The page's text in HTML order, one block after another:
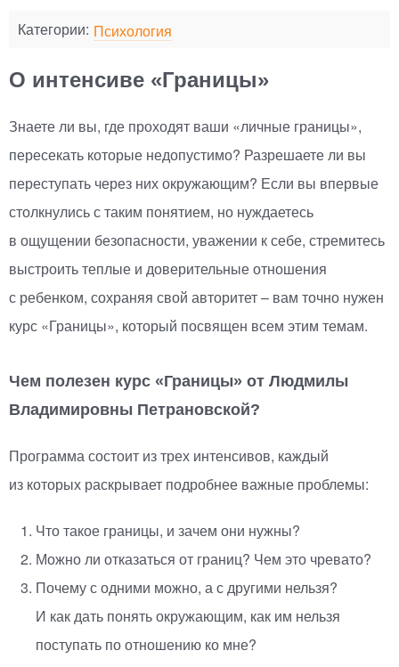
Категории: Психология
О интенсиве «Границы»
Знаете ли вы, где проходят ваши «личные границы»,
пересекать которые недопустимо? Разрешаете ли вы
переступать через них окружающим? Если вы впервые
столкнулись с таким понятием, но нуждаетесь
в ощущении безопасности, уважении к себе, стремитесь
выстроить теплые и доверительные отношения
с ребенком, сохраняя свой авторитет – вам точно нужен
курс «Границы», который посвящен всем этим темам.
Чем полезен курс «Границы» от Людмилы
Владимировны Петрановской?
Программа состоит из трех интенсивов, каждый
из которых раскрывает подробнее важные проблемы:
Что такое границы, и зачем они нужны?
Можно ли отказаться от границ? Чем это чревато?
Почему с одними можно, а с другими нельзя?
И как дать понять окружающим, как им нельзя
поступать по отношению ко мне?